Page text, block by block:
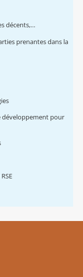
décents,…
prenantes dans la
développement pour